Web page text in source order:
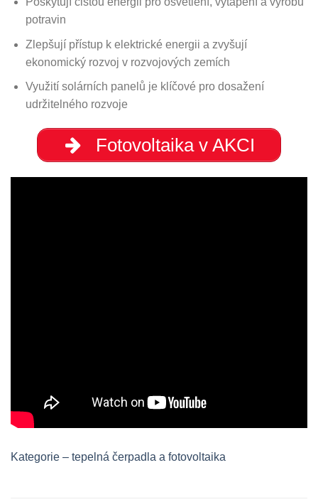
potravin
Zlepšují přístup k elektrické energii a zvyšují
ekonomický rozvoj v rozvojových zemích
Využití solárních panelů je klíčové pro dosažení
udržitelného rozvoje
Fotovoltaika v AKCI
Kategorie – tepelná čerpadla a fotovoltaika